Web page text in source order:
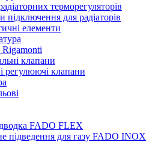
терморегуляторів
підключення для радіаторів
елементи
клапани
регулюючі клапани
FADO FLEX
підведення для газу FADO INOX